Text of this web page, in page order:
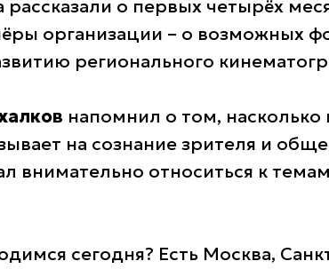
о первых четырёх
организации – о возможных
регионального
напомнил о том,
на сознание зрителя и
внимательно относиться к
сегодня? Есть Москва,